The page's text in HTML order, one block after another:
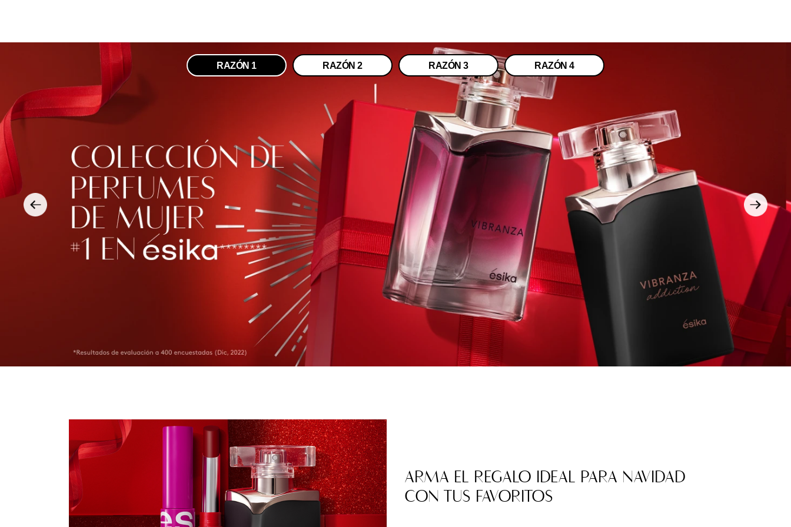
RAZÓN 1 RAZÓN 2 RAZÓN 3 RAZÓN 4
ARMA EL REGALO IDEAL PARA NAVIDAD
CON TUS FAVORITOS